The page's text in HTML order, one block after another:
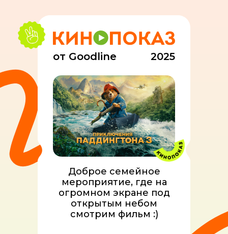
Доброе семейное
мероприятие, где на
огромном экране под
открытым небом
смотрим фильм :)
от Goodline 2025